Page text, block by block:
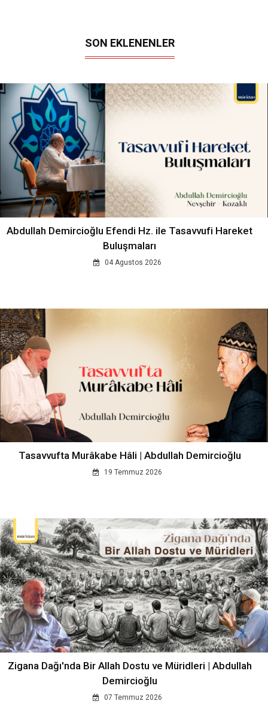
SON EKLENENLER
Abdullah Demircioğlu Efendi Hz. ile Tasavvufi Hareket
Buluşmaları
04 Agustos 2026
Tasavvufta Murâkabe Hâli | Abdullah Demircioğlu
19 Temmuz 2026
Zigana Dağı'nda Bir Allah Dostu ve Müridleri | Abdullah
Demircioğlu
07 Temmuz 2026